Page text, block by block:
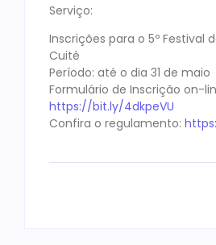
Serviço:
Inscrições para o 5º Festival
Cuité
Período: até o dia 31 de maio
Formulário de Inscrição on-
https://bit.ly/4dkpeVU
Confira o regulamento: